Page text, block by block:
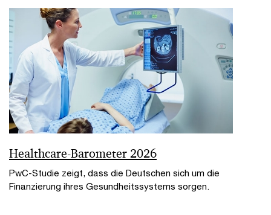
Healthcare-Barometer 2026
PwC-Studie zeigt, dass die Deutschen sich um die
Finanzierung ihres Gesundheitssystems sorgen.